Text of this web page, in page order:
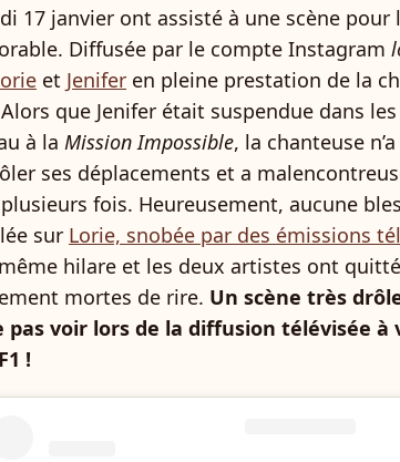
17 janvier ont assisté à une scène pour
Diffusée par le compte Instagram
et Jenifer en pleine prestation de la
que Jenifer était suspendue dans
à la Mission Impossible, la chanteuse
ses déplacements et a
fois. Heureusement, aucune
sur Lorie, snobée par des émissions
hilare et les deux artistes ont
mortes de rire. Un scène très
pas voir lors de la diffusion télévisée à
!